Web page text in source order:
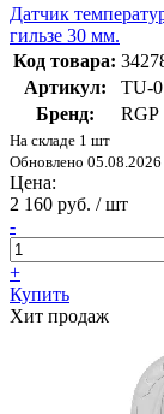
Датчик
гильзе 30 мм.
Код товара:
Артикул:
TU-
Бренд:
RGP
На складе 1 шт
Обновлено 05.08.2026
Цена:
2 160 руб. / шт
-
+
Купить
Хит продаж